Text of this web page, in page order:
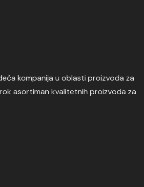
kompanija u oblasti proizvoda za
asortiman kvalitetnih proizvoda za